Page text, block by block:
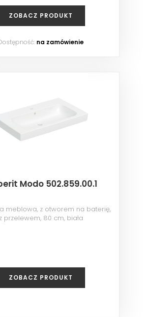
ZOBACZ PRODUKT
na zamówienie
Modo 502.859.00.1
meblowa, z otworem na baterię,
z przelewem, 80 cm, biała
ZOBACZ PRODUKT